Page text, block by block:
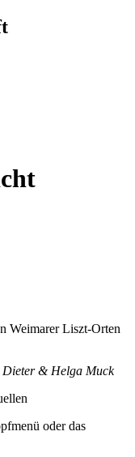
Weimarer Liszt-Orten
Dieter & Helga Muck
oder das